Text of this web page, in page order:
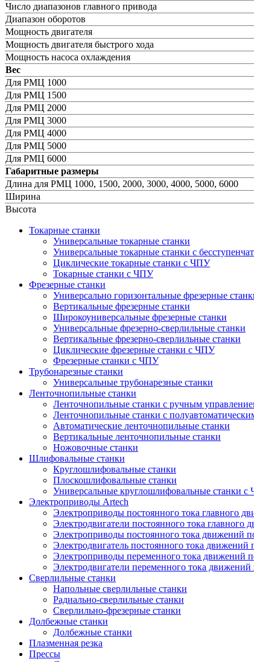
Число диапазонов главного привода
Диапазон оборотов
Мощность двигателя
Мощность двигателя быстрого хода
Мощность насоса охлаждения
Вес
Для РМЦ 1000
Для РМЦ 1500
Для РМЦ 2000
Для РМЦ 3000
Для РМЦ 4000
Для РМЦ 5000
Для РМЦ 6000
Габаритные размеры
Длина для РМЦ 1000, 1500, 2000, 3000, 4000, 5000, 6000
Ширина
Высота
Токарные станки
Универсальные токарные станки
Универсальные токарные станки с
Циклические токарные станки с ЧПУ
Токарные станки с ЧПУ
Фрезерные станки
Универсально горизонтальные фрезерные
Вертикальные фрезерные станки
Широкоуниверсальные фрезерные станки
Универсальные фрезерно-сверлильные станки
Вертикальные фрезерно-сверлильные станки
Циклические фрезерные станки с ЧПУ
Фрезерные станки с ЧПУ
Трубонарезные станки
Универсальные трубонарезные станки
Ленточнопильные станки
Ленточнопильные станки с ручным
Ленточнопильные станки с
Автоматические ленточнопильные станки
Вертикальные ленточнопильные станки
Ножовочные станки
Шлифовальные станки
Круглошлифовальные станки
Плоскошлифовальные станки
Универсальные круглошлифовальные станки
Электроприводы Artech
Электроприводы постоянного тока главного
Электродвигатели постоянного тока главного
Электроприводы постоянного тока движений
Электродвигатель постоянного тока
Электроприводы переменного тока движений
Электродвигатели переменного тока движений
Сверлильные станки
Напольные сверлильные станки
Радиально-сверлильные станки
Сверлильно-фрезерные станки
Долбежные станки
Долбежные станки
Плазменная резка
Прессы